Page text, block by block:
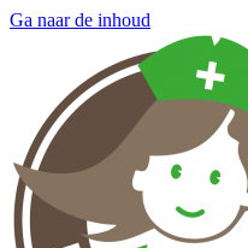
Ga naar de inhoud